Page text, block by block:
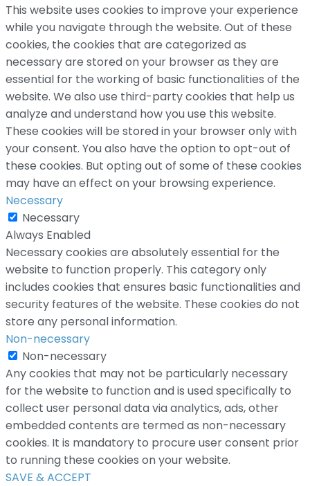
This website uses cookies to improve your experience
while you navigate through the website. Out of these
cookies, the cookies that are categorized as
necessary are stored on your browser as they are
essential for the working of basic functionalities of the
website. We also use third-party cookies that help us
analyze and understand how you use this website.
These cookies will be stored in your browser only with
your consent. You also have the option to opt-out of
these cookies. But opting out of some of these cookies
may have an effect on your browsing experience.
Necessary
Necessary
Always Enabled
Necessary cookies are absolutely essential for the
website to function properly. This category only
includes cookies that ensures basic functionalities and
security features of the website. These cookies do not
store any personal information.
Non-necessary
Non-necessary
Any cookies that may not be particularly necessary
for the website to function and is used specifically to
collect user personal data via analytics, ads, other
embedded contents are termed as non-necessary
cookies. It is mandatory to procure user consent prior
to running these cookies on your website.
SAVE & ACCEPT